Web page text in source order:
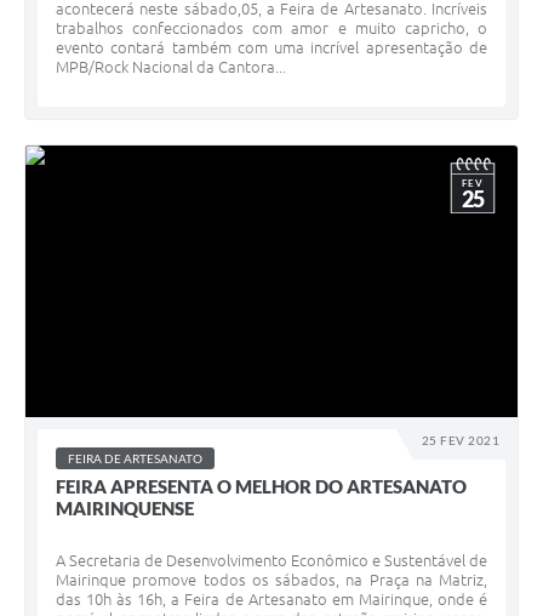
acontecerá neste sábado,05, a Feira de Artesanato. Incríveis
trabalhos confeccionados com amor e muito capricho, o
evento contará também com uma incrível apresentação de
MPB/Rock Nacional da Cantora...
25 FEV 2021
FEV
25
FEIRA DE ARTESANATO
FEIRA APRESENTA O MELHOR DO ARTESANATO
MAIRINQUENSE
A Secretaria de Desenvolvimento Econômico e Sustentável de
Mairinque promove todos os sábados, na Praça na Matriz,
das 10h às 16h, a Feira de Artesanato em Mairinque, onde é